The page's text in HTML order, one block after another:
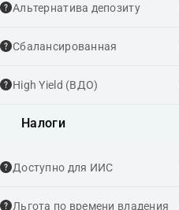
Альтернатива депозиту
Сбалансированная
High Yield (ВДО)
Налоги
Доступно для ИИС
Льгота по времени владения